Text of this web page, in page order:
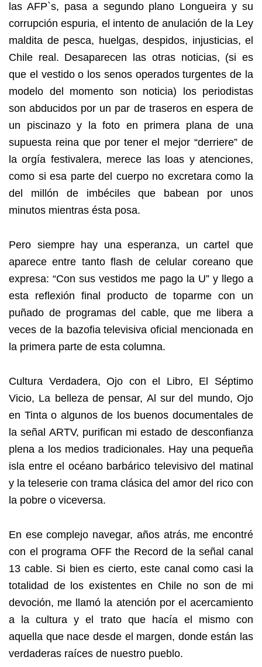
las AFP`s, pasa a segundo plano Longueira y su
corrupción espuria, el intento de anulación de la Ley
maldita de pesca, huelgas, despidos, injusticias, el
Chile real. Desaparecen las otras noticias, (si es
que el vestido o los senos operados turgentes de la
modelo del momento son noticia) los periodistas
son abducidos por un par de traseros en espera de
un piscinazo y la foto en primera plana de una
supuesta reina que por tener el mejor “derriere” de
la orgía festivalera, merece las loas y atenciones,
como si esa parte del cuerpo no excretara como la
del millón de imbéciles que babean por unos
minutos mientras ésta posa.
Pero siempre hay una esperanza, un cartel que
aparece entre tanto flash de celular coreano que
expresa: “Con sus vestidos me pago la U” y llego a
esta reflexión final producto de toparme con un
puñado de programas del cable, que me libera a
veces de la bazofia televisiva oficial mencionada en
la primera parte de esta columna.
Cultura Verdadera, Ojo con el Libro, El Séptimo
Vicio, La belleza de pensar, Al sur del mundo, Ojo
en Tinta o algunos de los buenos documentales de
la señal ARTV, purifican mi estado de desconfianza
plena a los medios tradicionales. Hay una pequeña
isla entre el océano barbárico televisivo del matinal
y la teleserie con trama clásica del amor del rico con
la pobre o viceversa.
En ese complejo navegar, años atrás, me encontré
con el programa OFF the Record de la señal canal
13 cable. Si bien es cierto, este canal como casi la
totalidad de los existentes en Chile no son de mi
devoción, me llamó la atención por el acercamiento
a la cultura y el trato que hacía el mismo con
aquella que nace desde el margen, donde están las
verdaderas raíces de nuestro pueblo.